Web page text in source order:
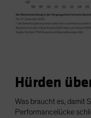
Hürden
Was braucht es, damit
Performancelücke